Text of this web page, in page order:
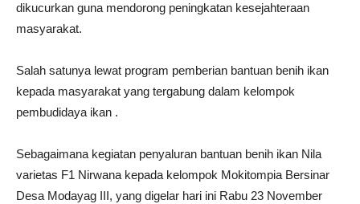
dikucurkan guna mendorong peningkatan kesejahteraan
masyarakat.
Salah satunya lewat program pemberian bantuan benih ikan
kepada masyarakat yang tergabung dalam kelompok
pembudidaya ikan .
Sebagaimana kegiatan penyaluran bantuan benih ikan Nila
varietas F1 Nirwana kepada kelompok Mokitompia Bersinar
Desa Modayag III, yang digelar hari ini Rabu 23 November